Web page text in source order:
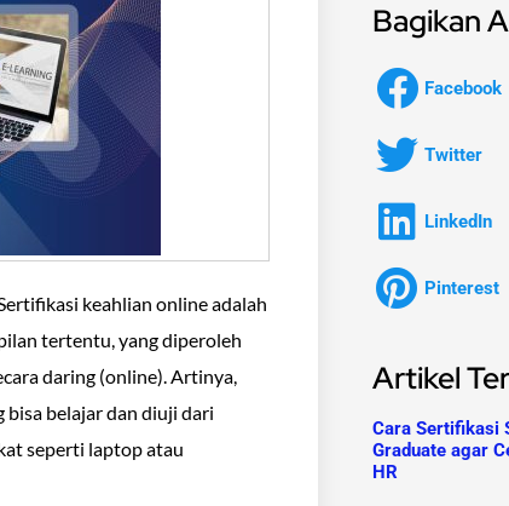
keahlian online adalah
tertentu, yang diperoleh
daring (online). Artinya,
bisa belajar dan diuji dari
seperti laptop atau
Bagikan
Facebook
Twitter
LinkedIn
Pinterest
Artikel
Cara Sertifikasi
Graduate agar
HR